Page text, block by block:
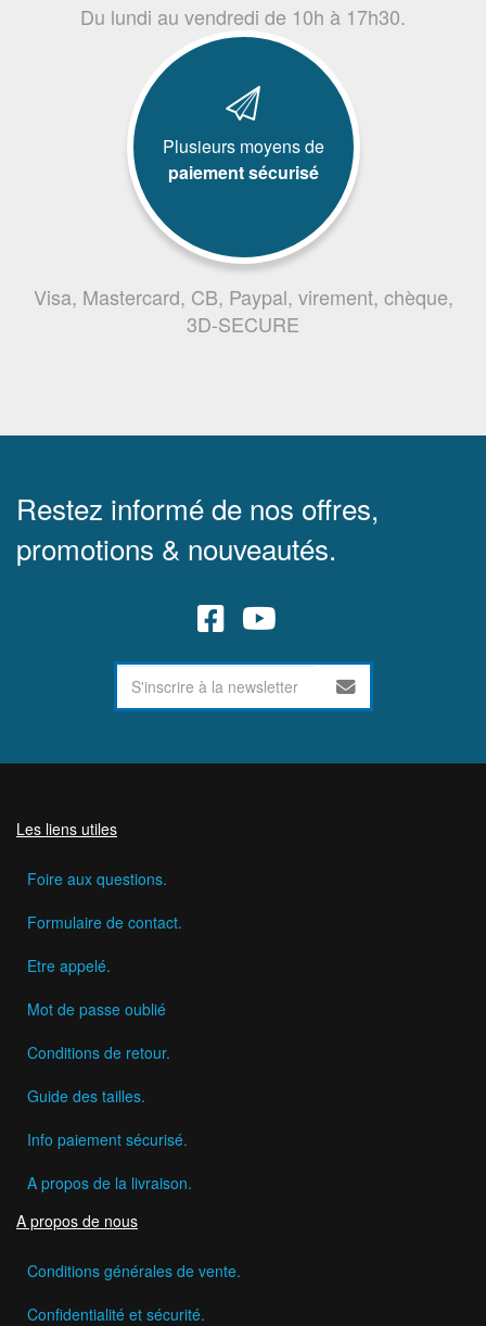
Du lundi au vendredi de 10h à 17h30.
Plusieurs moyens de
paiement sécurisé
Visa, Mastercard, CB, Paypal, virement, chèque,
3D-SECURE
Restez informé de nos offres,
promotions & nouveautés.
Les liens utiles
Foire aux questions.
Formulaire de contact.
Etre appelé.
Mot de passe oublié
Conditions de retour.
Guide des tailles.
Info paiement sécurisé.
A propos de la livraison.
A propos de nous
Conditions générales de vente.
Confidentialité et sécurité.